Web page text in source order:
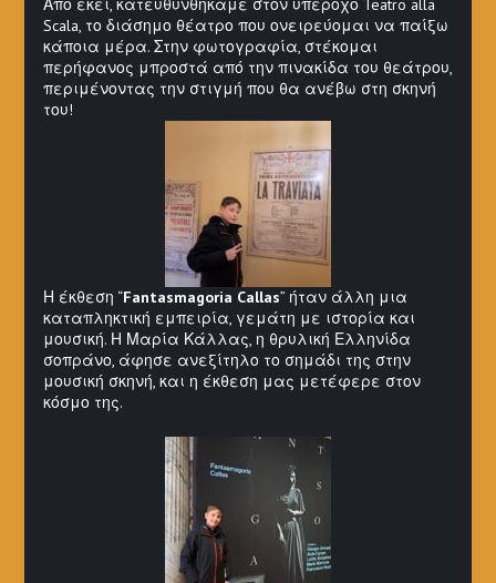
Από εκεί, κατευθυνθήκαμε στον υπέροχο Teatro alla
Scala, το διάσημο θέατρο που ονειρεύομαι να παίξω
κάποια μέρα. Στην φωτογραφία, στέκομαι
περήφανος μπροστά από την πινακίδα του θεάτρου,
περιμένοντας την στιγμή που θα ανέβω στη σκηνή
του!
Η έκθεση “Fantasmagoria Callas” ήταν άλλη μια
καταπληκτική εμπειρία, γεμάτη με ιστορία και
μουσική. Η Μαρία Κάλλας, η θρυλική Ελληνίδα
σοπράνο, άφησε ανεξίτηλο το σημάδι της στην
μουσική σκηνή, και η έκθεση μας μετέφερε στον
κόσμο της.